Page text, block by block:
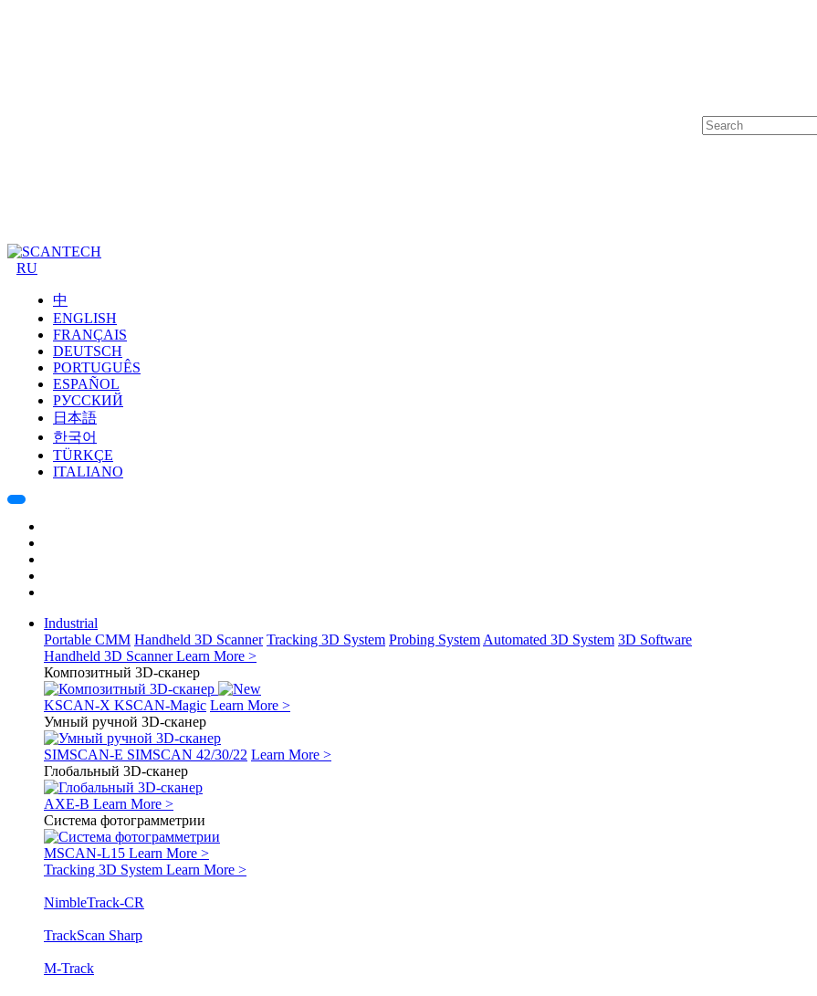
RU
中
ENGLISH
FRANÇAIS
DEUTSCH
PORTUGUÊS
ESPAÑOL
РУССКИЙ
日本語
한국어
TÜRKÇE
ITALIANO
Industrial
Portable CMM Handheld 3D Scanner Tracking 3D System Probing System Automated 3D System 3D Software
Handheld 3D ScannerLearn More >
Композитный 3D-сканер
KSCAN-X KSCAN-Magic Learn More >
Умный ручной 3D-сканер
SIMSCAN-E SIMSCAN 42/30/22 Learn More >
Глобальный 3D-сканер
AXE-B Learn More >
Система фотограмметрии
MSCAN-L15 Learn More >
Tracking 3D System Learn More >
NimbleTrack-CR
TrackScan Sharp
M-Track